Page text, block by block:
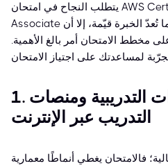
يتطلب النجاح في امتحان AWS Certified Solutions Architect –
Associate اتباع نهج استراتيجي. فبينما تُعدّ الخبرة قيّمة، إلا أن
مخطط الامتحان أمر بالغ الأهمية.
1. التفاعل مع الدورات التدريبية ومنصات
التدريب عبر الإنترنت
فالامتحان يغطي أنماطًا معمارية